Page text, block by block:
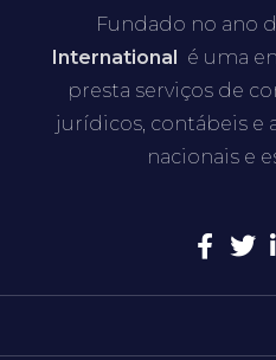
Fundado no ano
International
é uma
presta serviços de
jurídicos, contábeis e
nacionais e